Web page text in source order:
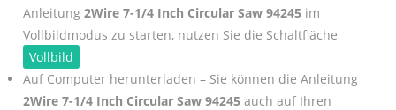
Anleitung 2Wire 7-1/4 Inch Circular Saw 94245im
Vollbildmodus zu starten, nutzen Sie die Schaltfläche
Vollbild
Auf Computer herunterladen – Sie können die Anleitung
2Wire 7-1/4 Inch Circular Saw 94245auch auf Ihren